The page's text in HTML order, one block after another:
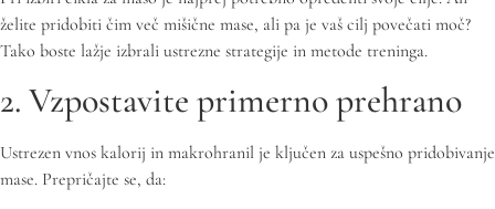
želite pridobiti čim več mišične mase, ali pa je vaš cilj povečati moč?
Tako boste lažje izbrali ustrezne strategije in metode treninga.
2. Vzpostavite primerno prehrano
Ustrezen vnos kalorij in makrohranil je ključen za uspešno pridobivanje
mase. Prepričajte se, da: